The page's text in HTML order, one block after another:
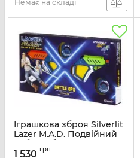
Немає на складі
Іграшкова зброя Silverlit
Lazer M.A.D. Подвійний
набір (2 бластера, 2
мішені) LM-86845
1 530 грн